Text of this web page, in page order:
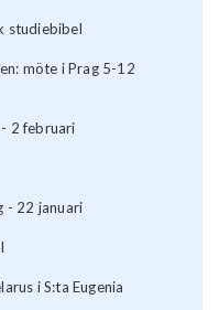
studiebibel
möte i Prag 5-12
2 februari
- 22 januari
i S:ta Eugenia